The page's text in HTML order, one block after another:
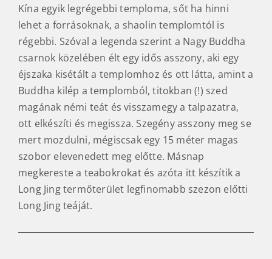
Kína egyik legrégebbi temploma, sőt ha hinni
lehet a forrásoknak, a shaolin templomtól is
régebbi. Szóval a legenda szerint a Nagy Buddha
csarnok közelében élt egy idős asszony, aki egy
éjszaka kisétált a templomhoz és ott látta, amint a
Buddha kilép a templomból, titokban (!) szed
magának némi teát és visszamegy a talpazatra,
ott elkészíti és megissza. Szegény asszony meg se
mert mozdulni, mégiscsak egy 15 méter magas
szobor elevenedett meg előtte. Másnap
megkereste a teabokrokat és azóta itt készítik a
Long Jing termőterület legfinomabb szezon előtti
Long Jing teáját.